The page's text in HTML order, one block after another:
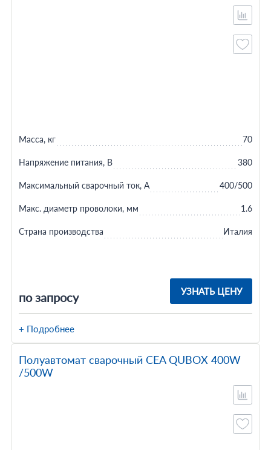
по запросу УЗНАТЬ ЦЕНУ
Масса, кг 70
Напряжение питания, В 380
Максимальный сварочный ток, А 400/500
Макс. диаметр проволоки, мм 1.6
Страна производства Италия
+ Подробнее
Полуавтомат сварочный CEA QUBOX 400W
/500W